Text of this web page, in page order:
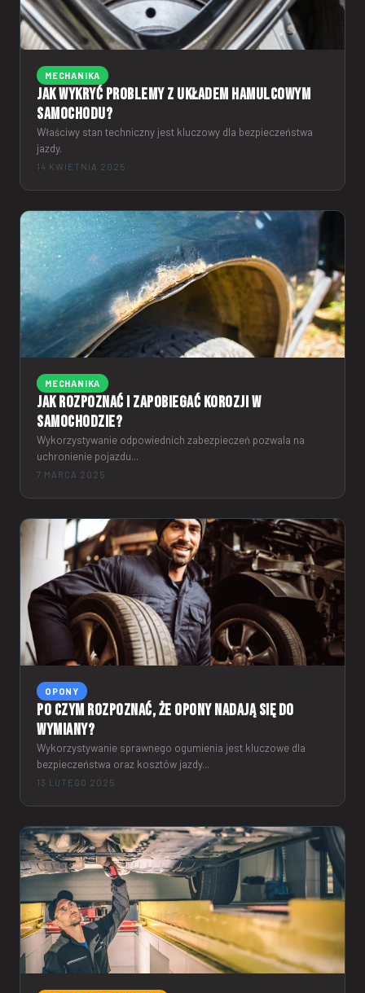
MECHANIKA
Jak wykryć problemy z układem hamulcowym
samochodu?
Właściwy stan techniczny jest kluczowy dla bezpieczeństwa
jazdy.
14 KWIETNIA 2025
MECHANIKA
Jak rozpoznać i zapobiegać korozji w
samochodzie?
Wykorzystywanie odpowiednich zabezpieczeń pozwala na
uchronienie pojazdu...
7 MARCA 2025
OPONY
Po czym rozpoznać, że opony nadają się do
wymiany?
Wykorzystywanie sprawnego ogumienia jest kluczowe dla
bezpieczeństwa oraz kosztów jazdy...
13 LUTEGO 2025